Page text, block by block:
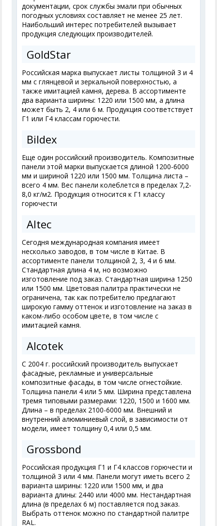
документации, срок службы эмали при обычных
погодных условиях составляет не менее 25 лет.
Наибольший интерес потребителей вызывает
продукция следующих производителей.
GoldStar
Российская марка выпускает листы толщиной 3 и 4
мм с глянцевой и зеркальной поверхностью, а
также имитацией камня, дерева. В ассортименте
два варианта ширины: 1220 или 1500 мм, а длина
может быть 2, 4 или 6 м. Продукция соответствует
Г1 или Г4 классам горючести.
Bildex
Еще один российский производитель. Композитные
панели этой марки выпускается длиной 1200-6000
мм и шириной 1220 или 1500 мм. Толщина листа –
всего 4 мм. Вес панели колеблется в пределах 7,2-
8,0 кг/м2. Продукция относится к Г1 классу
горючести
Altec
Сегодня международная компания имеет
несколько заводов, в том числе в Китае. В
ассортименте панели толщиной 2, 3, 4 и 6 мм.
Стандартная длина 4 м, но возможно
изготовление под заказ. Стандартная ширина 1250
или 1500 мм. Цветовая палитра практически не
ограничена, так как потребителю предлагают
широкую гамму оттенок и изготовление на заказ в
каком-либо особом цвете, в том числе с
имитацией камня.
Alcotek
С 2004 г. российский производитель выпускает
фасадные, рекламные и универсальные
композитные фасады, в том числе огнестойкие.
Толщина панели 4 или 5 мм. Ширина представлена
тремя типовыми размерами: 1220, 1500 и 1600 мм.
Длина – в пределах 2100-6000 мм. Внешний и
внутренний алюминиевый слой, в зависимости от
модели, имеет толщину 0,4 или 0,5 мм.
Grossbond
Российская продукция Г1 и Г4 классов горючести и
толщиной 3 или 4 мм. Панели могут иметь всего 2
варианта ширины: 1220 или 1500 мм, и два
варианта длины: 2440 или 4000 мм. Нестандартная
длина (в пределах 6 м) поставляется под заказ.
Выбрать оттенок можно по стандартной палитре
RAL.